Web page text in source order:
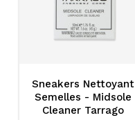
Sneakers Nettoyant
Semelles - Midsole
Cleaner Tarrago